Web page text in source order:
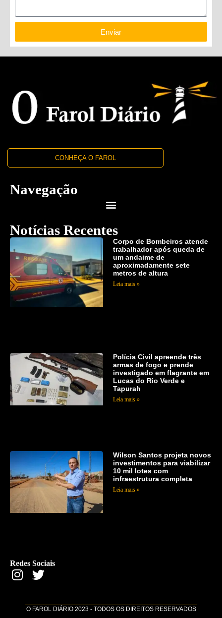
Enviar
CONHEÇA O FAROL
Navegação
Notícias Recentes
Corpo de Bombeiros atende
trabalhador após queda de
um andaime de
aproximadamente sete
metros de altura
Leia mais »
Polícia Civil apreende três
armas de fogo e prende
investigado em flagrante em
Lucas do Rio Verde e
Tapurah
Leia mais »
Wilson Santos projeta novos
investimentos para viabilizar
10 mil lotes com
infraestrutura completa
Leia mais »
Redes Sociais
O FAROL DIÁRIO 2023 - TODOS OS DIREITOS RESERVADOS